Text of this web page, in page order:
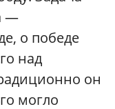
—
о победе
над
он
могло